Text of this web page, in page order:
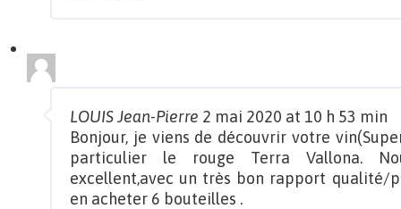
LOUIS Jean-Pierre 2 mai 2020 at 10 h 53 min
Bonjour, je viens de découvrir votre
particulier le rouge Terra Vallona.
excellent,avec un très bon rapport qualité/
en acheter 6 bouteilles .